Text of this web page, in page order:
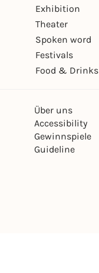
Exhibition
Theater
Spoken word
Festivals
Food & Drinks
Über uns
Accessibility
Gewinnspiele
Guideline